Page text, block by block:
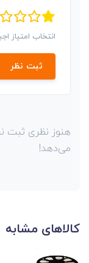
انتخاب امتیاز
ثبت نظر
هنوز نظری ثبت
می‌دهد!
کالاهای مشابه